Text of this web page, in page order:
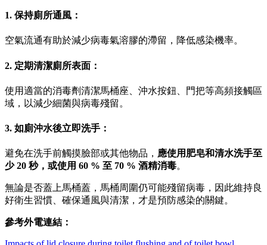
1. 保持廁所通風：
空氣流通有助於減少病毒氣溶膠的滯留，降低感染機率。
2. 定期清潔廁所表面：
使用適當的消毒劑清潔馬桶座、沖水按鈕、門把等高頻接觸區
域，以減少細菌與病毒殘留。
3. 如廁沖水後立即洗手：
避免在洗手前觸摸臉部或其他物品， 應使用肥皂和清水洗手至
少 20 秒，或使用 60 % 至 70 % 酒精消毒。
無論是否蓋上馬桶蓋，馬桶周圍仍可能殘留病毒，因此維持良
好衛生習慣、確保通風與清潔，才是預防感染的關鍵。
參考外電連結：